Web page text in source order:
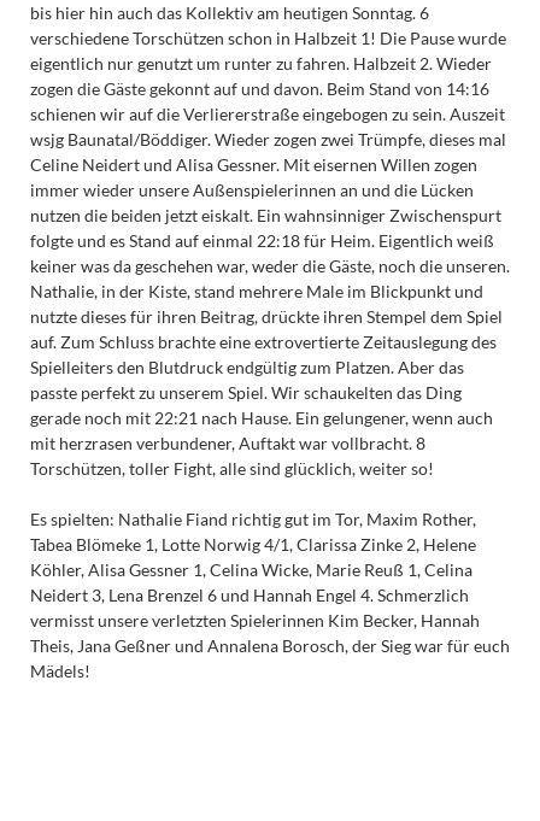
bis hier hin auch das Kollektiv am heutigen Sonntag. 6
verschiedene Torschützen schon in Halbzeit 1! Die Pause wurde
eigentlich nur genutzt um runter zu fahren. Halbzeit 2. Wieder
zogen die Gäste gekonnt auf und davon. Beim Stand von 14:16
schienen wir auf die Verliererstraße eingebogen zu sein. Auszeit
wsjg Baunatal/Böddiger. Wieder zogen zwei Trümpfe, dieses mal
Celine Neidert und Alisa Gessner. Mit eisernen Willen zogen
immer wieder unsere Außenspielerinnen an und die Lücken
nutzen die beiden jetzt eiskalt. Ein wahnsinniger Zwischenspurt
folgte und es Stand auf einmal 22:18 für Heim. Eigentlich weiß
keiner was da geschehen war, weder die Gäste, noch die unseren.
Nathalie, in der Kiste, stand mehrere Male im Blickpunkt und
nutzte dieses für ihren Beitrag, drückte ihren Stempel dem Spiel
auf. Zum Schluss brachte eine extrovertierte Zeitauslegung des
Spielleiters den Blutdruck endgültig zum Platzen. Aber das
passte perfekt zu unserem Spiel. Wir schaukelten das Ding
gerade noch mit 22:21 nach Hause. Ein gelungener, wenn auch
mit herzrasen verbundener, Auftakt war vollbracht. 8
Torschützen, toller Fight, alle sind glücklich, weiter so!
Es spielten: Nathalie Fiand richtig gut im Tor, Maxim Rother,
Tabea Blömeke 1, Lotte Norwig 4/1, Clarissa Zinke 2, Helene
Köhler, Alisa Gessner 1, Celina Wicke, Marie Reuß 1, Celina
Neidert 3, Lena Brenzel 6 und Hannah Engel 4. Schmerzlich
vermisst unsere verletzten Spielerinnen Kim Becker, Hannah
Theis, Jana Geßner und Annalena Borosch, der Sieg war für euch
Mädels!